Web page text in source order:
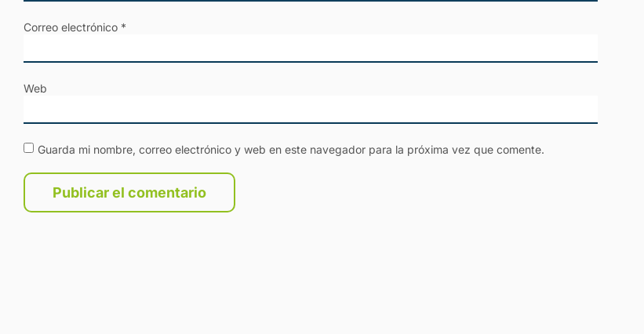
Correo electrónico *
Web
Guarda mi nombre, correo electrónico y web en este navegador para la próxima vez que comente.